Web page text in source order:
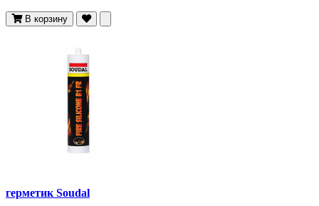
В корзину
герметик Soudal